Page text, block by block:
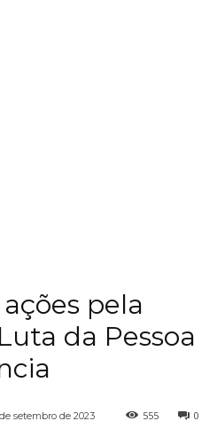
pela
da Pessoa
setembro de 2023 0
555